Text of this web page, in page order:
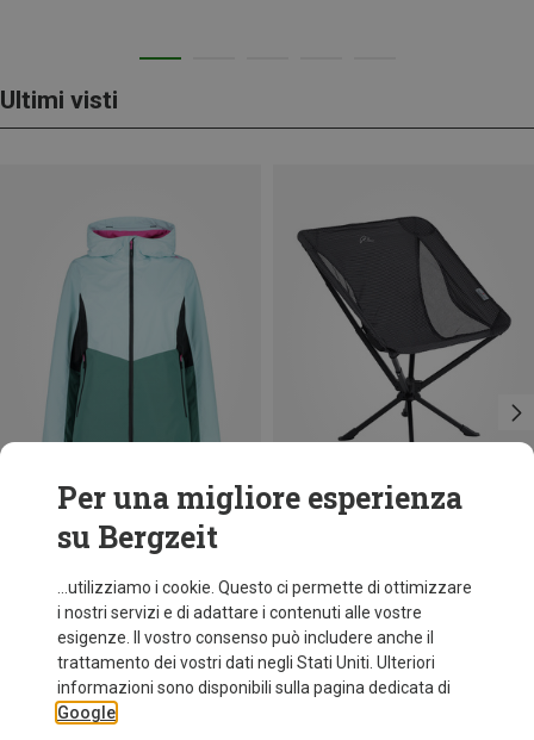
Ultimi visti
Risparmi 57%
Per una migliore esperienza
su Bergzeit
...utilizziamo i cookie. Questo ci permette di ottimizzare
i nostri servizi e di adattare i contenuti alle vostre
esigenze. Il vostro consenso può includere anche il
trattamento dei vostri dati negli Stati Uniti. Ulteriori
informazioni sono disponibili sulla pagina dedicata di
Google